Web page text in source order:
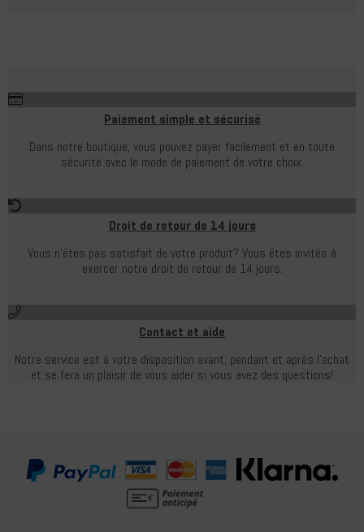
Paiement simple et sécurisé
Dans notre boutique, vous pouvez payer facilement et en toute
sécurité avec le mode de paiement de votre choix.
Droit de retour de 14 jours
Vous n'êtes pas satisfait de votre produit? Vous êtes invités à
exercer notre droit de retour de 14 jours.
Contact et aide
Notre service est à votre disposition avant, pendant et après l'achat
et se fera un plaisir de vous aider si vous avez des questions!